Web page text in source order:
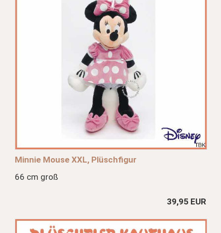
Minnie Mouse XXL, Plüschfigur
66 cm groß
39,95 EUR